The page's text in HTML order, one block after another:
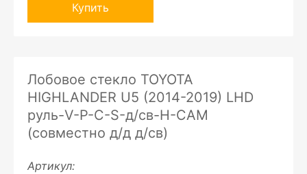
Купить
Лобовое стекло TOYOTA
HIGHLANDER U5 (2014-2019) LHD
руль-V-P-C-S-д/св-H-CAM
(совместно д/д д/св)
Артикул: